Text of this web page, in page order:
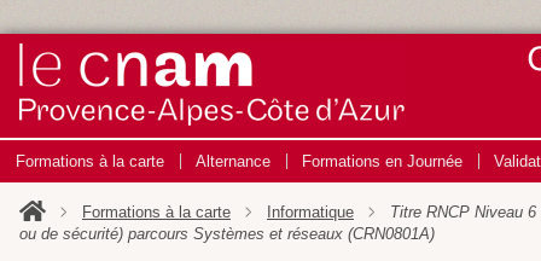
Formations à la carte Alternance Formations en Journée
Formations à la carte Informatique
Titre RNCP Niveau
ou de sécurité) parcours Systèmes et réseaux (CRN0801A)